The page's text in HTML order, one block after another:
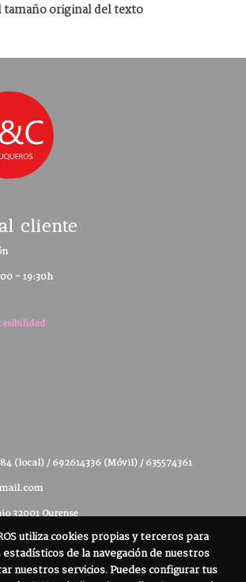
tamaño original del texto
cliente
- 19:30h
(local) /692614336 (Móvil) /635574361
32001 Ourense
utiliza cookies propias y terceros para
de la navegación de nuestros
nuestros servicios. Puedes configurar tus